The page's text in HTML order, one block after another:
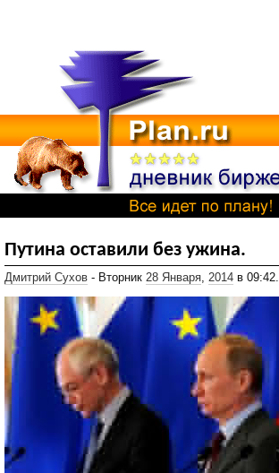
Путина оставили без ужина.
Дмитрий Сухов - Вторник 28 Января, 2014 в 09:42.